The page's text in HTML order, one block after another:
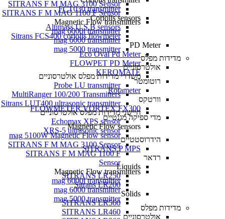
FCT030 transmitter
Coriolis sensors
Altimass U.S.B sensors
Sitrans FCS400 coriolis flowmeter
PD Meter
Eco Oval Pd Meter
FLOWPET PD Meter
KEROMATE
רוטומטר
Rotameter
וורטקס
FLOWMETER VORTEX FX300
מדי ספיקה מגנטיים
Magnetic Flow sensors
mag 5100W Magnetic Flow sensor
SITRANS F M MAG 3100 Sensor
SITRANS F M MAG 1100 F
Sensor
Magnetic Flow transmitters
mag 6000i transmitter
mag 6000 transmitter
mag 5000 transmitter
מדידות מפלס
אולטרסוניים
SITRANS F M MAG 3100 Sensor
SITRANS F M MAG 1100 F Sensor
Magnetic Flow transmitters
mag 6000i transmitter
mag 6000 transmitter
mag 5000 transmitter
מדידות מפלס
אולטרסוניים
משדרי מדידות מפלס אולטרסוניים
Probe LU transmitter
MultiRanger 100/200 Transmitters
Sitrans LUT400 ultrasonic transmitter
חיישני מדידות מפלס אולטרסוניים
Echomax XPS sensor
XRS-5 ultrasonic sensor
הידרוסטטיים
SITRANS P MPS
רדאר
Liquids
SITRANS LR250
Sitrans LR200
Solids
SITRANS LR560
SITRANS LR460